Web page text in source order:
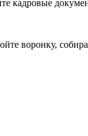
кадровые
воронку,